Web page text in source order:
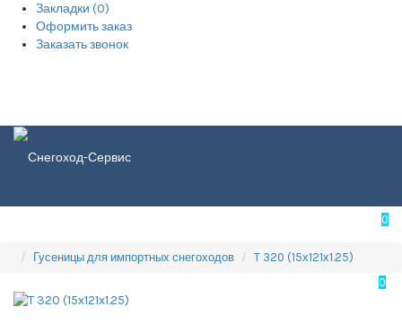
Закладки (0)
Оформить заказ
Заказать звонок
0
0
Гусеницы для импортных снегоходов T 320 (15х121х1.25)